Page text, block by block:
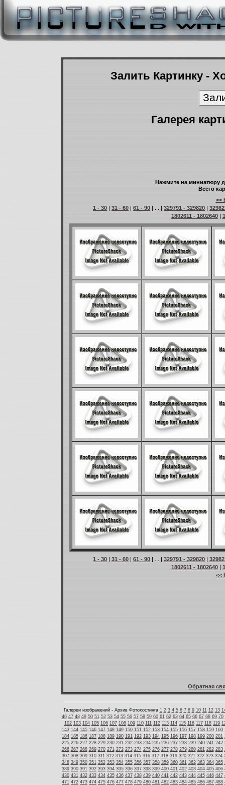
Залить Картинку -
Галерея
Нажмите на миниатюру
Всего
<<
1 - 30 | 31 - 60 | 61 - 90 | ... | 329791 - 329820 |
1802611 - 1802640|
1 - 30 | 31 - 60 | 61 - 90 | ... | 329791 - 329820 |
1802611 - 1802640|
<<
Обратная
Галереи изображений - Архив Фотохостинга 1 2 3 4 5 6 7 8 9 10 11 12 13
46 47 48 49 50 51 52 53 54 55 56 57 58 59 60 61 62 63 64 65 66 67 68 69 70
102 103 104 105 106 107 108 109 110 111 112 113 114 115 116 117 118 119
143 144 145 146 147 148 149 150 151 152 153 154 155 156 157 158 159 160
184 185 186 187 188 189 190 191 192 193 194 195 196 197 198 199 200 201
225 226 227 228 229 230 231 232 233 234 235 236 237 238 239 240 241 242
266 267 268 269 270 271 272 273 274 275 276 277 278 279 280 281 282 283
307 308 309 310 311 312 313 314 315 316 317 318 319 320 321 322 323 324
348 349 350 351 352 353 354 355 356 357 358 359 360 361 362 363 364 365
389 390 391 392 393 394 395 396 397 398 399 400 401 402 403 404 405 406
430 431 432 433 434 435 436 437 438 439 440 441 442 443 444 445 446 447
471 472 473 474 475 476 477 478 479 480 481 482 483 484 485 486 487 488